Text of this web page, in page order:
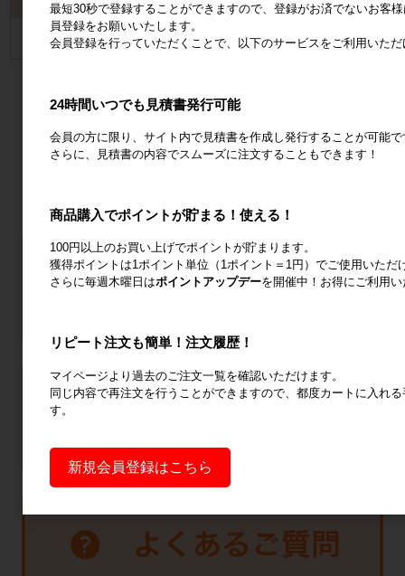
カート
カートは空です
最短30秒で登録することができますので、登録がお済でないお客
員登録をお願いいたします。
会員登録を行っていただくことで、以下のサービスをご利用いた
24時間いつでも見積書発行可能
会員の方に限り、サイト内で見積書を作成し発行することが可能で
さらに、見積書の内容でスムーズに注文することもできます！
商品購入でポイントが貯まる！使える！
100円以上のお買い上げでポイントが貯まります。
獲得ポイントは1ポイント単位（1ポイント＝1円）でご使用いただ
さらに毎週木曜日はポイントアップデーを開催中！お得にご利用
リピート注文も簡単！注文履歴！
マイページより過去のご注文一覧を確認いただけます。
同じ内容で再注文を行うことができますので、都度カートに入れ
す。
新規会員登録はこちら